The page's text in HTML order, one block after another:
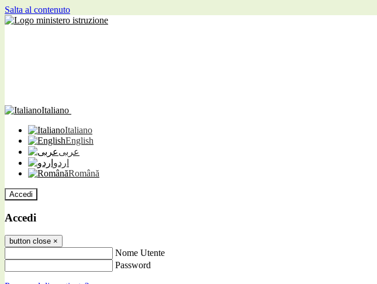
Salta al contenuto
Italiano
Italiano
English
عربى
اردو
Română
Accedi
Accedi
button close ×
Nome Utente
Password